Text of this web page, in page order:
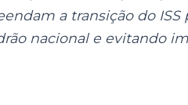
a transição do ISS
nacional e evitando